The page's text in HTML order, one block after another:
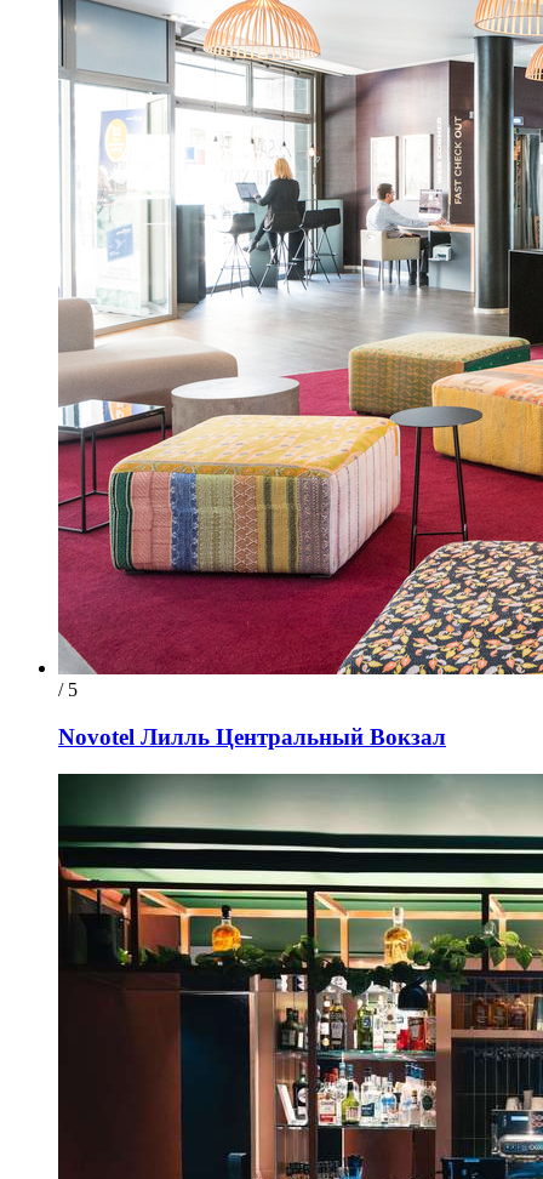
/ 5
Novotel Лилль Центральный Вокзал